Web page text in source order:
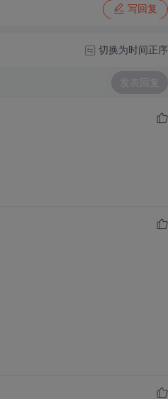
写回复
切换为时间正序
发表回复